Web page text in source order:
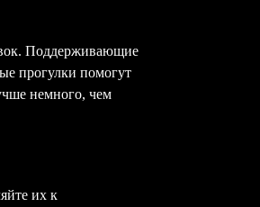
Поддерживающие
прогулки помогут
немного, чем
их к